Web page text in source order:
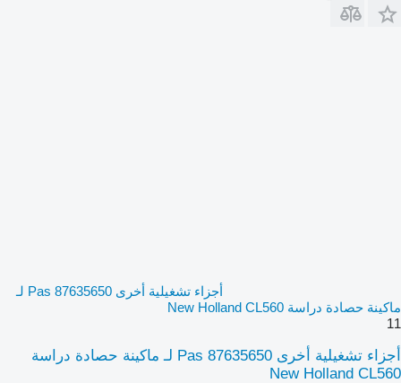
أجزاء تشغيلية أخرى Pas 87635650 لـ
ماكينة حصادة دراسة New Holland CL560
11
أجزاء تشغيلية أخرى Pas 87635650 لـ ماكينة حصادة دراسة
New Holland CL560